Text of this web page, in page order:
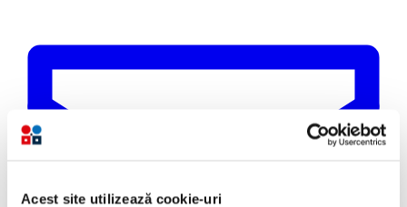
Acest site utilizează cookie-uri